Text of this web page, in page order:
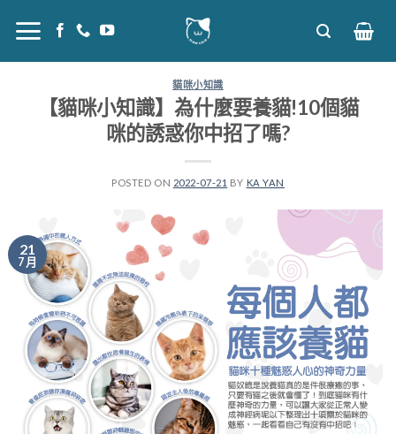
貓咪小知識
【貓咪小知識】為什麼要養貓!10個貓
咪的誘惑你中招了嗎?
POSTED ON 2022-07-21 BY KA YAN
21
7 月